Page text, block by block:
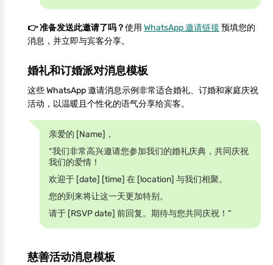
👉 准备发送此邀请了吗？使用 WhatsApp 邀请链接预填您的
消息，并立即与宾客分享。
婚礼和订婚派对消息模板
这些 WhatsApp 邀请消息示例非常适合婚礼、订婚和家庭庆祝
活动，以温暖且个性化的语气分享给宾客。
亲爱的 [Name]，
“我们非常高兴邀请您参加我们的婚礼庆典，共同庆祝
我们的爱情！
欢迎于 [date] [time] 在 [location] 与我们相聚。
您的到来将让这一天更加特别。
请于 [RSVP date] 前回复。期待与您共同庆祝！”
慈善活动消息模板